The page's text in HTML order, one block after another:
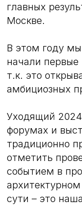
главных
Москве.
В этом году мы
начали
т.к. это
амбициозных
Уходящий
форумах и
традиционно
отметить
событием в
сути – это